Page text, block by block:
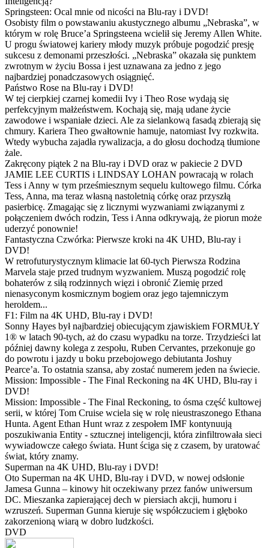
Springsteen: Ocal mnie od nicości na Blu-ray i DVD!
Osobisty film o powstawaniu akustycznego albumu „Nebraska”, w
którym w rolę Bruce’a Springsteena wcielił się Jeremy Allen White.
U progu światowej kariery młody muzyk próbuje pogodzić presję
sukcesu z demonami przeszłości. „Nebraska” okazała się punktem
zwrotnym w życiu Bossa i jest uznawana za jedno z jego
najbardziej ponadczasowych osiągnięć.
Państwo Rose na Blu-ray i DVD!
W tej cierpkiej czarnej komedii Ivy i Theo Rose wydają się
perfekcyjnym małżeństwem. Kochają się, mają udane życie
zawodowe i wspaniałe dzieci. Ale za sielankową fasadą zbierają się
chmury. Kariera Theo gwałtownie hamuje, natomiast Ivy rozkwita.
Wtedy wybucha zajadła rywalizacja, a do głosu dochodzą tłumione
żale.
Zakręcony piątek 2 na Blu-ray i DVD oraz w pakiecie 2 DVD
JAMIE LEE CURTIS i LINDSAY LOHAN powracają w rolach
Tess i Anny w tym prześmiesznym sequelu kultowego filmu. Córka
Tess, Anna, ma teraz własną nastoletnią córkę oraz przyszłą
pasierbicę. Zmagając się z licznymi wyzwaniami związanymi z
połączeniem dwóch rodzin, Tess i Anna odkrywają, że piorun może
uderzyć ponownie!
Fantastyczna Czwórka: Pierwsze kroki na 4K UHD, Blu-ray i
DVD!
W retrofuturystycznym klimacie lat 60-tych Pierwsza Rodzina
Marvela staje przed trudnym wyzwaniem. Muszą pogodzić rolę
bohaterów z siłą rodzinnych więzi i obronić Ziemię przed
nienasyconym kosmicznym bogiem oraz jego tajemniczym
heroldem...
F1: Film na 4K UHD, Blu-ray i DVD!
Sonny Hayes był najbardziej obiecującym zjawiskiem FORMUŁY
1® w latach 90-tych, aż do czasu wypadku na torze. Trzydzieści lat
później dawny kolega z zespołu, Ruben Cervantes, przekonuje go
do powrotu i jazdy u boku przebojowego debiutanta Joshuy
Pearce’a. To ostatnia szansa, aby zostać numerem jeden na świecie.
Mission: Impossible - The Final Reckoning na 4K UHD, Blu-ray i
DVD!
Mission: Impossible - The Final Reckoning, to ósma część kultowej
serii, w której Tom Cruise wciela się w rolę nieustraszonego Ethana
Hunta. Agent Ethan Hunt wraz z zespołem IMF kontynuują
poszukiwania Entity - sztucznej inteligencji, która zinfiltrowała sieci
wywiadowcze całego świata. Hunt ściga się z czasem, by uratować
świat, który znamy.
Superman na 4K UHD, Blu-ray i DVD!
Oto Superman na 4K UHD, Blu-ray i DVD, w nowej odsłonie
Jamesa Gunna – kinowy hit oczekiwany przez fanów uniwersum
DC. Mieszanka zapierającej dech w piersiach akcji, humoru i
wzruszeń. Superman Gunna kieruje się współczuciem i głęboko
zakorzenioną wiarą w dobro ludzkości.
DVD